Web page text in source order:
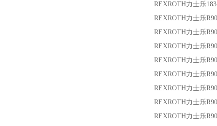
REXROTH力士乐
REXROTH力士乐
REXROTH力士乐
REXROTH力士乐
REXROTH力士乐
REXROTH力士乐
REXROTH力士乐
REXROTH力士乐
REXROTH力士乐